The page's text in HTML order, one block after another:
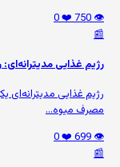
👁️ 750
❤️ 0
📰
رژیم غذایی
رژیم غذایی
مصرف میوه‌...
👁️ 699
❤️ 0
📰